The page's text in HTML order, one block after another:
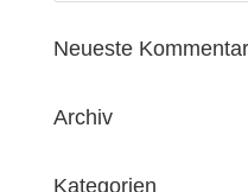
Neueste
Archiv
Kategorien